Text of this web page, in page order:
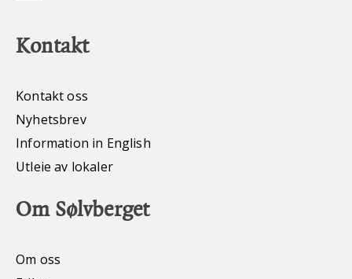
Kontakt
Kontakt oss
Nyhetsbrev
Information in English
Utleie av lokaler
Om Sølvberget
Om oss